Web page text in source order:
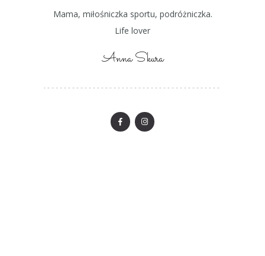
Mama, miłośniczka sportu, podróżniczka.
Life lover
Anna Skura